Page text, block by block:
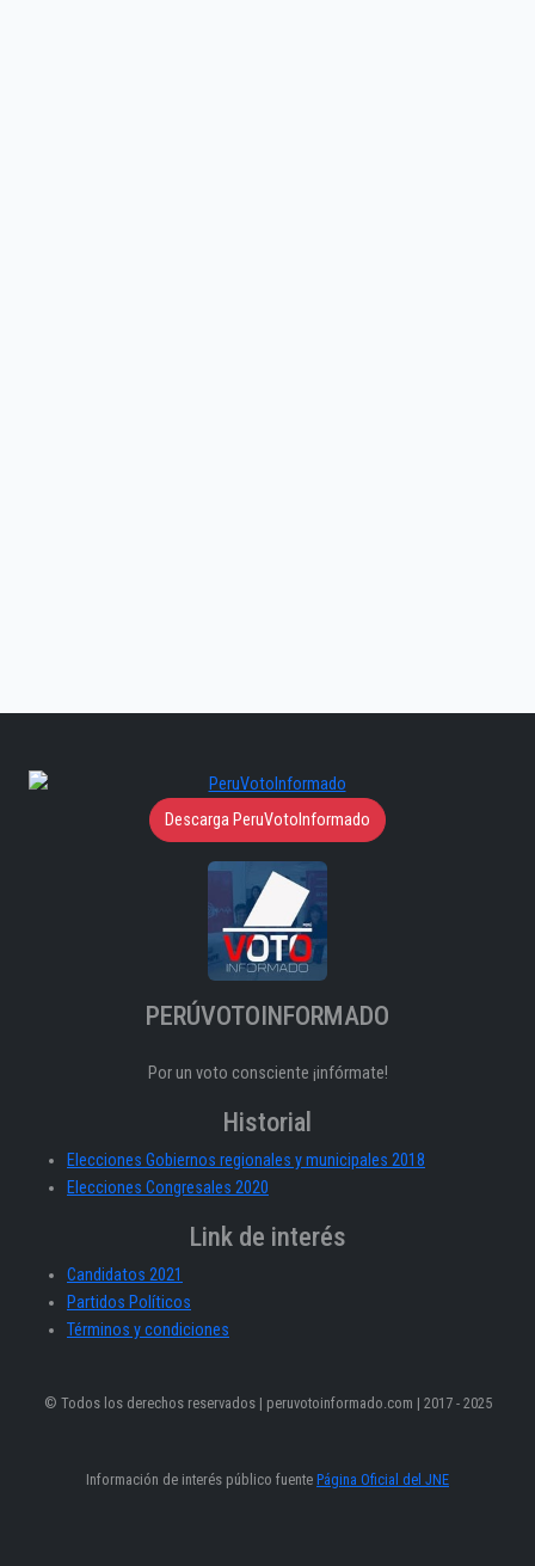
Descarga PeruVotoInformado
PERÚVOTOINFORMADO
Por un voto consciente ¡infórmate!
Historial
Elecciones Gobiernos regionales y municipales 2018
Elecciones Congresales 2020
Link de interés
Candidatos 2021
Partidos Políticos
Términos y condiciones
© Todos los derechos reservados | peruvotoinformado.com | 2017 - 2025
Información de interés público fuente Página Oficial del JNE